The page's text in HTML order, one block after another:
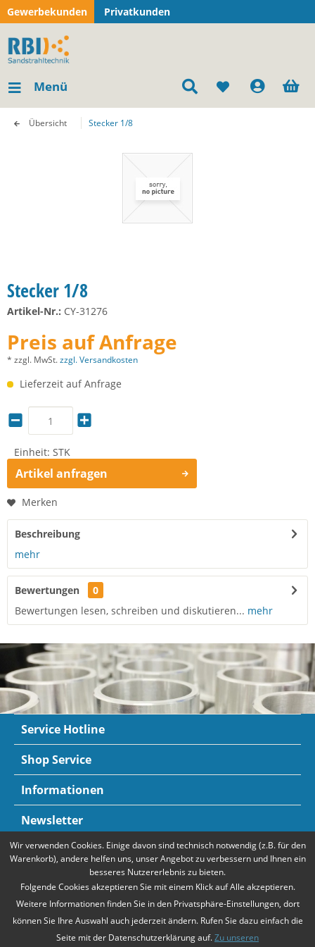
Gewerbekunden Privatkunden
Menü
Übersicht Stecker 1/8
Stecker 1/8
Artikel-Nr.: CY-31276
Preis auf Anfrage
* zzgl. MwSt.zzgl. Versandkosten
Lieferzeit auf Anfrage
Einheit: STK
Artikel anfragen
Merken
Beschreibung
mehr
Bewertungen
0
Bewertungen lesen, schreiben und diskutieren... mehr
Service Hotline
Shop Service
Informationen
Newsletter
Zahlungsarten Mehr Informationen
Wir verwenden Cookies. Einige davon sind technisch notwendig (z.B. für den
Warenkorb), andere helfen uns, unser Angebot zu verbessern und Ihnen ein
besseres Nutzererlebnis zu bieten.
Folgende Cookies akzeptieren Sie mit einem Klick auf Alle akzeptieren.
Weitere Informationen finden Sie in den Privatsphäre-Einstellungen, dort
können Sie Ihre Auswahl auch jederzeit ändern. Rufen Sie dazu einfach die
Seite mit der Datenschutzerklärung auf.Zu unseren